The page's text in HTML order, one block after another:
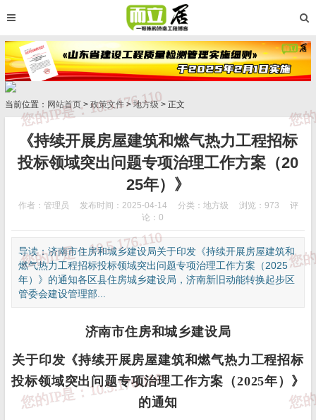
当前位置： 网站首页 > 政策文件 >地方级> 正文
《持续开展房屋建筑和燃气热力工程招标
投标领域突出问题专项治理工作方案（20
25年）》
作者：管理员 发布时间：2025-04-14 分类： 地方级 浏览：973
评
论：0
导读：济南市住房和城乡建设局关于印发《持续开展房屋建筑和
燃气热力工程招标投标领域突出问题专项治理工作方案（2025
年）》的通知各区县住房城乡建设局，济南新旧动能转换起步区
管委会建设管理部...
济南市住房和城乡建设局
关于印发《持续开展房屋建筑和燃气热力工程招标
投标领域突出问题专项治理工作方案（2025年）》
的通知